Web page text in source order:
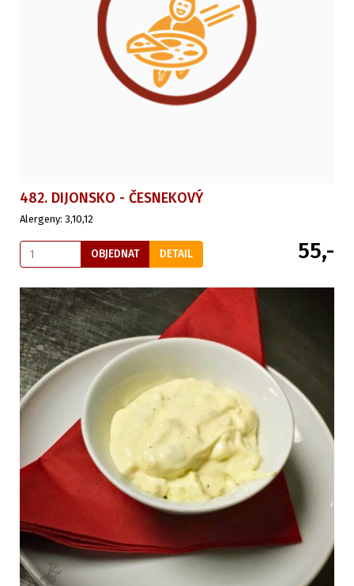
482. DIJONSKO - ČESNEKOVÝ
Alergeny: 3,10,12
OBJEDNAT DETAIL 55,-